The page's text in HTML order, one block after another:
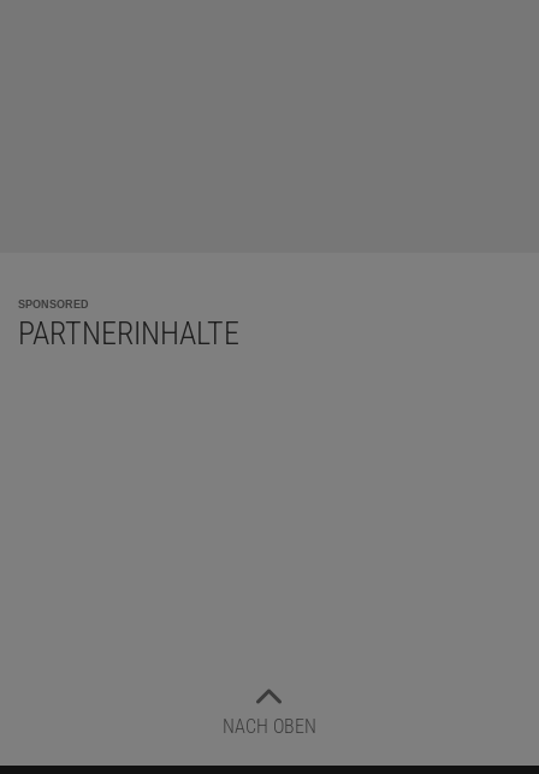
SPONSORED
PARTNERINHALTE
NACH OBEN